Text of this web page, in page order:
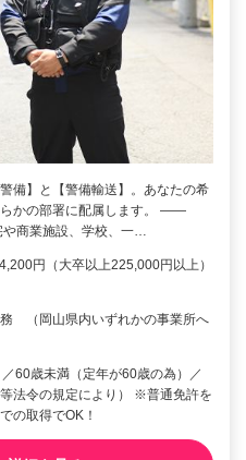
備】と【警備輸送】。あなたの希
かの部署に配属します。 ――
商業施設、学校、一…
円（大卒以上225,000円以上）
（岡山県内いずれかの事業所へ
60歳未満（定年が60歳の為）／
法令の規定により） ※普通免許を
の取得でOK！